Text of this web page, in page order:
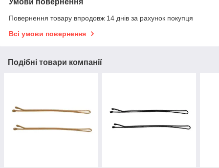
Умови повернення
Повернення товару впродовж 14 днів за рахунок покупця
Всі умови повернення
Подібні товари компанії